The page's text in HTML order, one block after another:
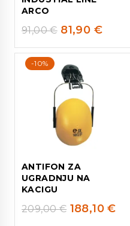
ARCO
91,00€ 81,90 €
-10%
ANTIFON ZA
UGRADNJU NA
KACIGU
209,00€ 188,10€